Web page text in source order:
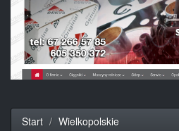
Start
Wielkopolskie